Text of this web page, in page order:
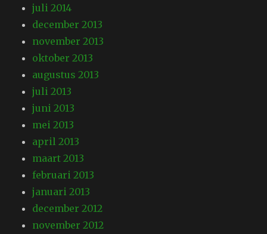
juli 2014
december 2013
november 2013
oktober 2013
augustus 2013
juli 2013
juni 2013
mei 2013
april 2013
maart 2013
februari 2013
januari 2013
december 2012
november 2012